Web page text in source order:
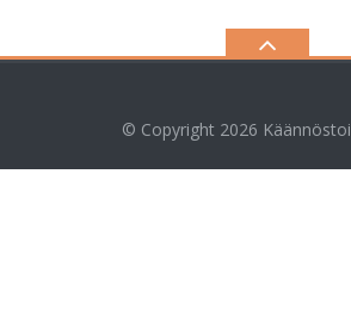
© Copyright 2026